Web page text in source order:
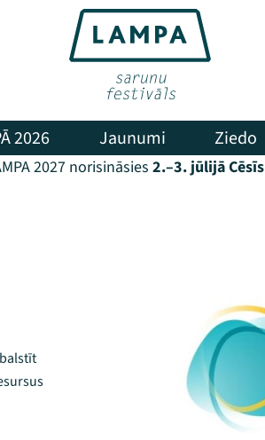
2026 Jaunumi Ziedo
2027 norisināsies 2.–3. jūlijā Cēsīs